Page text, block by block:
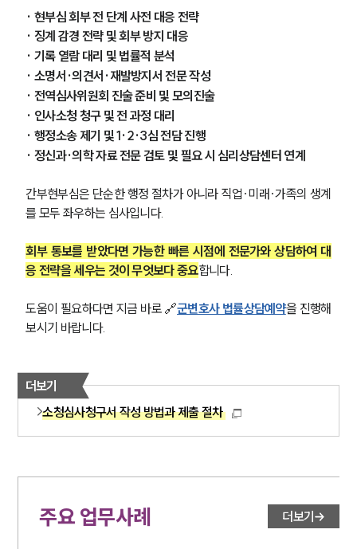
· 현부심 회부 전 단계 사전 대응 전략
· 징계 감경 전략 및 회부 방지 대응
· 기록 열람 대리 및 법률적 분석
· 소명서·의견서·재발방지서 전문 작성
· 전역심사위원회 진술 준비 및 모의진술
· 인사소청 청구 및 전 과정 대리
· 행정소송 제기 및 1·2·3심 전담 진행
· 정신과·의학 자료 전문 검토 및 필요 시 심리상담센터 연계
간부현부심은 단순한 행정 절차가 아니라 직업·미래·가족의 생계
를 모두 좌우하는 심사입니다.
회부 통보를 받았다면 가능한 빠른 시점에 전문가와 상담하여 대
응 전략을 세우는 것이 무엇보다 중요합니다.
도움이 필요하다면 지금 바로 🔗군변호사 법률상담예약을 진행해
보시기 바랍니다.
더보기
소청심사청구서 작성 방법과 제출 절차
주요 업무사례 더보기